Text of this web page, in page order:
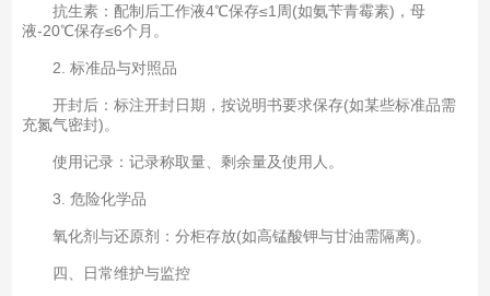
抗生素：配制后工作液4℃保存≤1周(如氨苄青霉素)，母
液-20℃保存≤6个月。
2. 标准品与对照品
开封后：标注开封日期，按说明书要求保存(如某些标准品需
充氮气密封)。
使用记录：记录称取量、剩余量及使用人。
3. 危险化学品
氧化剂与还原剂：分柜存放(如高锰酸钾与甘油需隔离)。
四、日常维护与监控